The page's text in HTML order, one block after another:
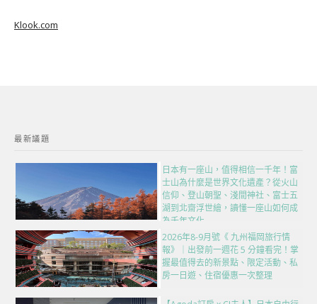
Klook.com
最新議題
日本有一座山，值得相信一千年！富
士山為什麼是世界文化遺產？從火山
信仰、登山朝聖、淺間神社、富士五
湖到北齋浮世繪，讀懂一座山如何成
為千年文化
2026年8-9月號《 九州福岡旅行情
報》｜出發前一週花 5 分鐘看完！掌
握最值得去的新景點、限定活動、私
房一日遊、住宿優惠一次整理